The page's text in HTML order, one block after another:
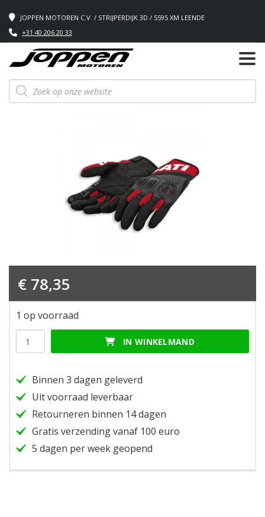
JOPPEN MOTOREN C.V. / STRIJPERDIJK 3D / 5595 XM LEENDE
+31 40 206 20 33
Producten
zoeken
€ 78,35
1 op voorraad
Gloves
summer
hoeveelheid
IN WINKELMAND
Binnen 3 dagen geleverd
Uit voorraad leverbaar
Retourneren binnen 14 dagen
Gratis verzending vanaf 100 euro
5 dagen per week geopend